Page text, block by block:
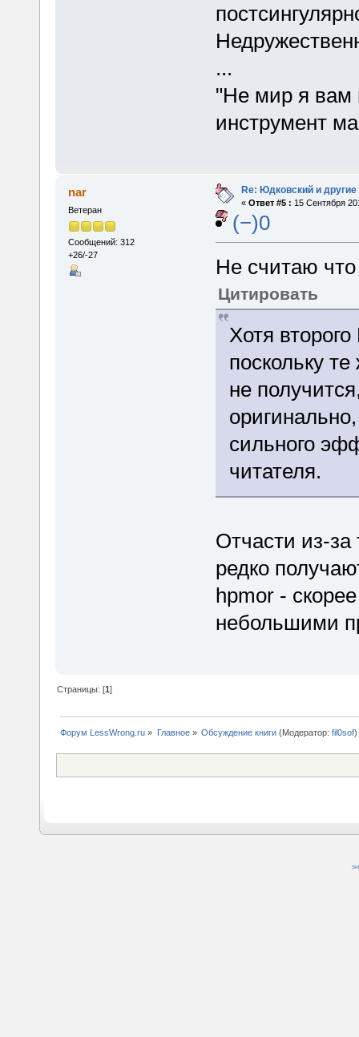
...
"Не мир я вам
инструмент
nar
Ветеран
Сообщений: 312
+26/-27
Re: Юдковский и
« Ответ #5 : 15 Сентября
(−)0
Не считаю что
Цитировать
Хотя
поскольку
не
сильного
читателя.
Отчасти из-за
редко
hpmor -
небольшими
Страницы: [1]
Форум LessWrong.ru » Главное» Обсуждение книги(Модератор: fil0sof)